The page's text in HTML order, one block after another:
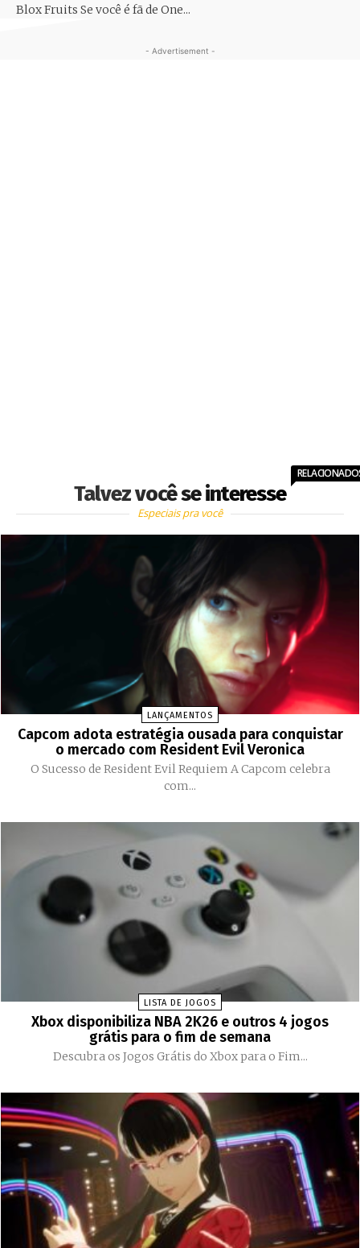
Blox Fruits Se você é fã de One...
- Advertisement -
Talvez você se interesse
Especiais pra você
LANÇAMENTOS
Capcom adota estratégia ousada para conquistar
o mercado com Resident Evil Veronica
O Sucesso de Resident Evil Requiem A Capcom celebra
com...
LISTA DE JOGOS
Xbox disponibiliza NBA 2K26 e outros 4 jogos
grátis para o fim de semana
Descubra os Jogos Grátis do Xbox para o Fim...